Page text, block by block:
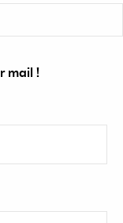
mail !